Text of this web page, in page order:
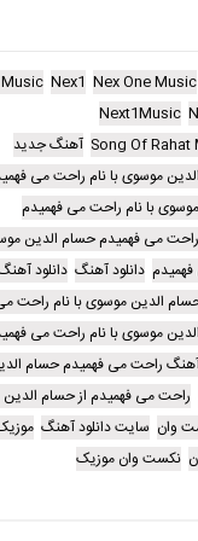
Nex One Music
Nex1
Next1Music
Song Of آهنگ جدید
موسوی با نام راحت می
با نام راحت می فهمیدم
می فهمیدم حسام الدین
دانلود آهنگ دانلود
الدین موسوی با نام راحت
موسوی با نام راحت می
آهنگ راحت می فهمیدم حسام
راحت می فهمیدم از حسام
وان سایت دانلود آهنگ
نکست وان موزیک